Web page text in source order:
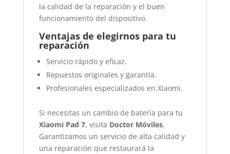
la calidad de la reparación y el buen
funcionamiento del dispositivo.
Ventajas de elegirnos para tu
reparación
Servicio rápido y eficaz.
Repuestos originales y garantía.
Profesionales especializados en Xiaomi.
Si necesitas un cambio de batería para tu
Xiaomi Pad 7, visita Doctor Móviles.
Garantizamos un servicio de alta calidad y
una reparación que restaurará la